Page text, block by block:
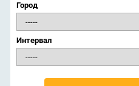
Город
Интервал